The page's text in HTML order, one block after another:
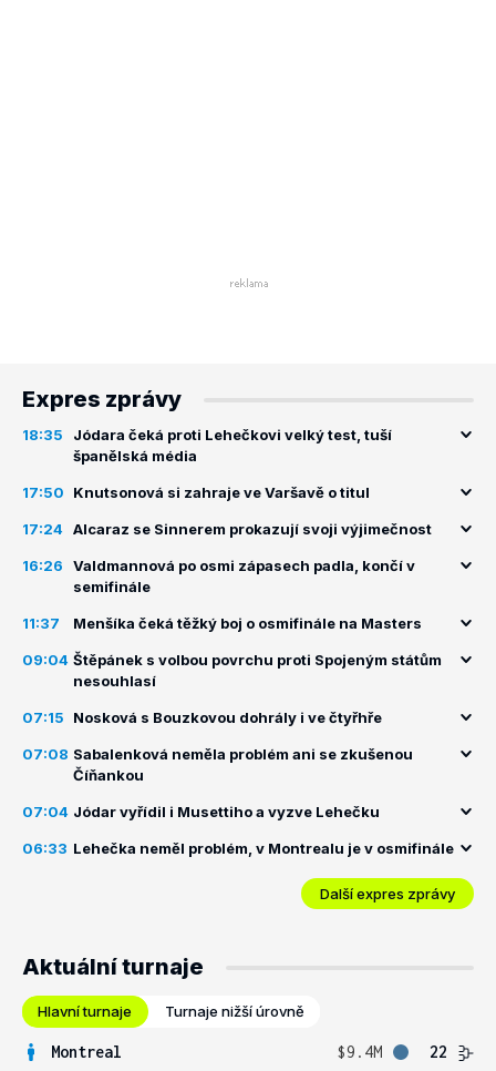
Expres zprávy
18:35
Jódara čeká proti Lehečkovi velký test, tuší
španělská média
17:50 Knutsonová si zahraje ve Varšavě o titul
17:24 Alcaraz se Sinnerem prokazují svoji výjimečnost
16:26
Valdmannová po osmi zápasech padla, končí v
semifinále
11:37 Menšíka čeká těžký boj o osmifinále na Masters
09:04 Štěpánek s volbou povrchu proti Spojeným státům
nesouhlasí
07:15 Nosková s Bouzkovou dohrály i ve čtyřhře
07:08 Sabalenková neměla problém ani se zkušenou
Číňankou
07:04 Jódar vyřídil i Musettiho a vyzve Lehečku
06:33 Lehečka neměl problém, v Montrealu je v osmifinále
Další expres zprávy
Aktuální turnaje
Hlavní turnaje Turnaje nižší úrovně
Montreal $9.4M
22